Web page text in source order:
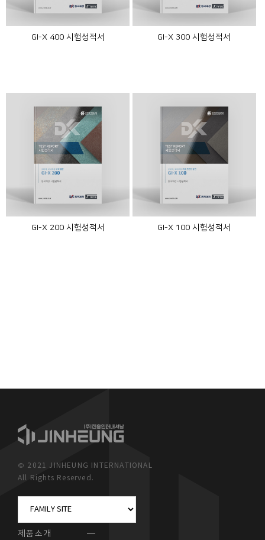
GI-X 400 시험성적서 GI-X 300 시험성적서
GI-X 200 시험성적서 GI-X 100 시험성적서
© 2021 JINHEUNG INTERNATIONAL
All Rights Reserved.
제품소개